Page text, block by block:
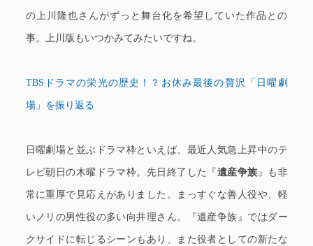
の上川隆也さんがずっと舞台化を希望していた作品との
事。上川版もいつかみてみたいですね。
TBSドラマの栄光の歴史！？お休み最後の贅沢「日曜劇
場」を振り返る
日曜劇場と並ぶドラマ枠といえば、最近人気急上昇中のテ
レビ朝日の木曜ドラマ枠。先日終了した『 遺産争族 』も非
常に重厚で見応えがありました。まっすぐな善人役や、軽
いノリの男性役の多い向井理さん。『遺産争族』ではダー
クサイドに転じるシーンもあり、また役者としての新たな